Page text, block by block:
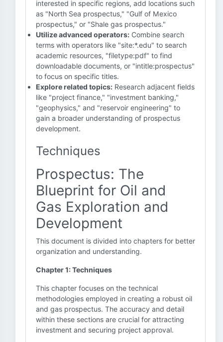
interested in specific regions, add locations such
as "North Sea prospectus," "Gulf of Mexico
prospectus," or "Shale gas prospectus."
Utilize advanced operators: Combine search
terms with operators like "site:*.edu" to search
academic resources, "filetype:pdf" to find
downloadable documents, or "intitle:prospectus"
to focus on specific titles.
Explore related topics: Research adjacent fields
like "project finance," "investment banking,"
"geophysics," and "reservoir engineering" to
gain a broader understanding of prospectus
development.
Techniques
Prospectus: The
Blueprint for Oil and
Gas Exploration and
Development
This document is divided into chapters for better
organization and understanding.
Chapter 1: Techniques
This chapter focuses on the technical
methodologies employed in creating a robust oil
and gas prospectus. The accuracy and detail
within these sections are crucial for attracting
investment and securing project approval.